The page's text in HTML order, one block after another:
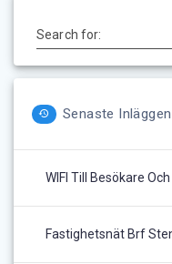
Search for:
Senaste Inläggen
WIFI Till Besökare
Fastighetsnät Brf